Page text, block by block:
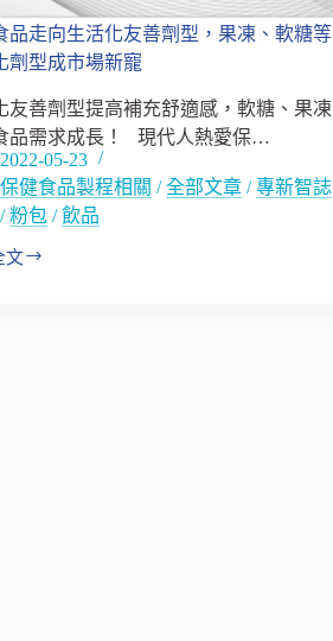
品走向生活化友善劑型，果凍、軟糖等
劑型成市場新寵
友善劑型提高補充舒適感，軟糖、果凍
品需求成長！ 現代人熱愛保…
2022-05-23
保健食品製程相關 /全部文章 /專新智誌
/粉包 /飲品
文